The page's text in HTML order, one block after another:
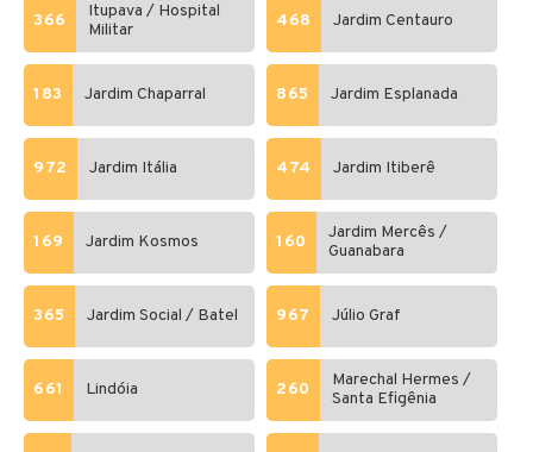
366
Itupava / Hospital
Militar
468 Jardim Centauro
183 Jardim Chaparral 865 Jardim Esplanada
972 Jardim Itália 474 Jardim Itiberê
169 Jardim Kosmos 160
Jardim Mercês /
Guanabara
365 Jardim Social / Batel 967 Júlio Graf
661 Lindóia 260
Marechal Hermes /
Santa Efigênia